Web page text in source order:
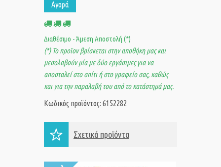
Αγορά
Διαθέσιμο - Άμεση Αποστολή (*)
(*) Το προϊον βρίσκεται στην αποθήκη μας και
μεσολαβούν μία με δύο εργάσιμες για να
αποσταλεί στο σπίτι ή στο γραφείο σας, καθώς
και για την παραλαβή του από το κατάστημά μας.
Κωδικός προϊόντος: 6152282
Σχετικά προϊόντα